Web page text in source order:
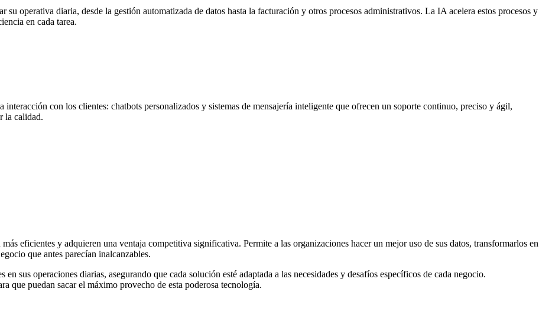
su operativa diaria, desde la gestión automatizada de datos hasta la facturación y otros procesos administrativos. La IA acelera estos procesos y
en cada tarea.
con los clientes: chatbots personalizados y sistemas de mensajería inteligente que ofrecen un soporte continuo, preciso y ágil,
la calidad.
eficientes y adquieren una ventaja competitiva significativa. Permite a las organizaciones hacer un mejor uso de sus datos, transformarlos en
que antes parecían inalcanzables.
en sus operaciones diarias, asegurando que cada solución esté adaptada a las necesidades y desafíos específicos de cada negocio.
que puedan sacar el máximo provecho de esta poderosa tecnología.